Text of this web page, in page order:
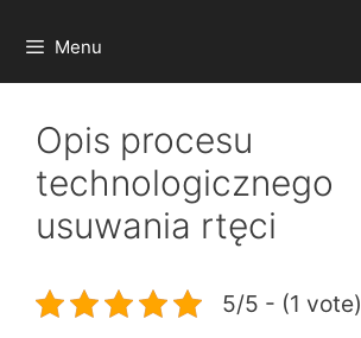
Menu
Opis procesu
technologicznego
usuwania rtęci
5/5 - (1 vote)